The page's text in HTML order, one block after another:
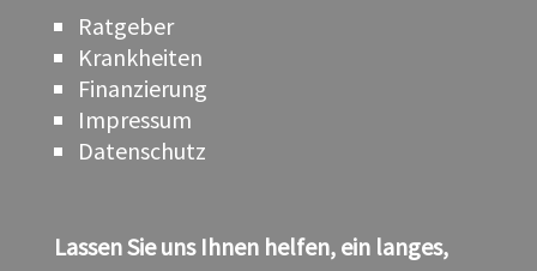
Ratgeber
Krankheiten
Finanzierung
Impressum
Datenschutz
Lassen Sie uns Ihnen helfen, ein langes,